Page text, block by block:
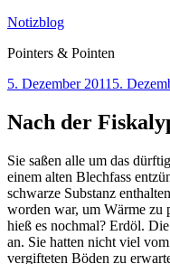
Zum
springen
Notizblog
Pointers & Pointen
Veröffentlicht
5. Dezember 2011 5.
Nach der
Sie saßen alle um das
einem alten Blechfass
schwarze Substanz
worden war, um Wärme zu
hieß es nochmal? Erdöl.
an. Sie hatten nicht viel
vergifteten Böden zu